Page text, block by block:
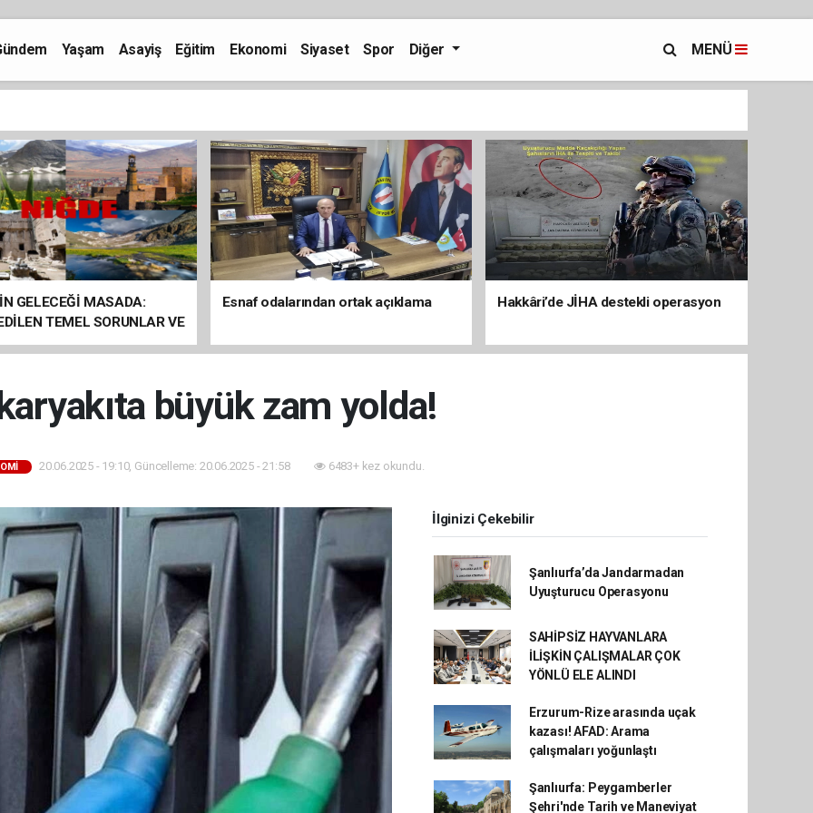
Yaşam Asayiş Eğitim Ekonomi Siyaset Spor Diğer MENÜ
GELECEĞİ MASADA:
TEMEL SORUNLAR VE
ÖNERİLERİ
Esnaf odalarından ortak açıklama Hakkâri’de JİHA destekli operasyon
büyük zam yolda!
20.06.2025 - 19:10, Güncelleme: 20.06.2025 - 21:58 6483+ kez okundu.
İlginizi Çekebilir
Şanlıurfa’da Jandarmadan
Uyuşturucu Operasyonu
SAHİPSİZ HAYVANLARA
İLİŞKİN ÇALIŞMALAR ÇOK
YÖNLÜ ELE ALINDI
Erzurum-Rize arasında uçak
kazası! AFAD: Arama
çalışmaları yoğunlaştı
Şanlıurfa: Peygamberler
Şehri'nde Tarih ve Maneviyat